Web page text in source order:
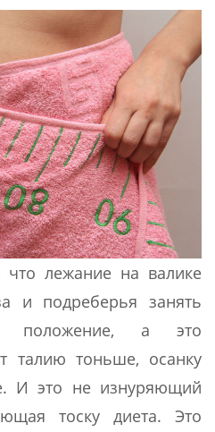
лежание на валике
и подреберья занять
положение, а это
талию тоньше, осанку
И это не изнуряющий
тоску диета. Это